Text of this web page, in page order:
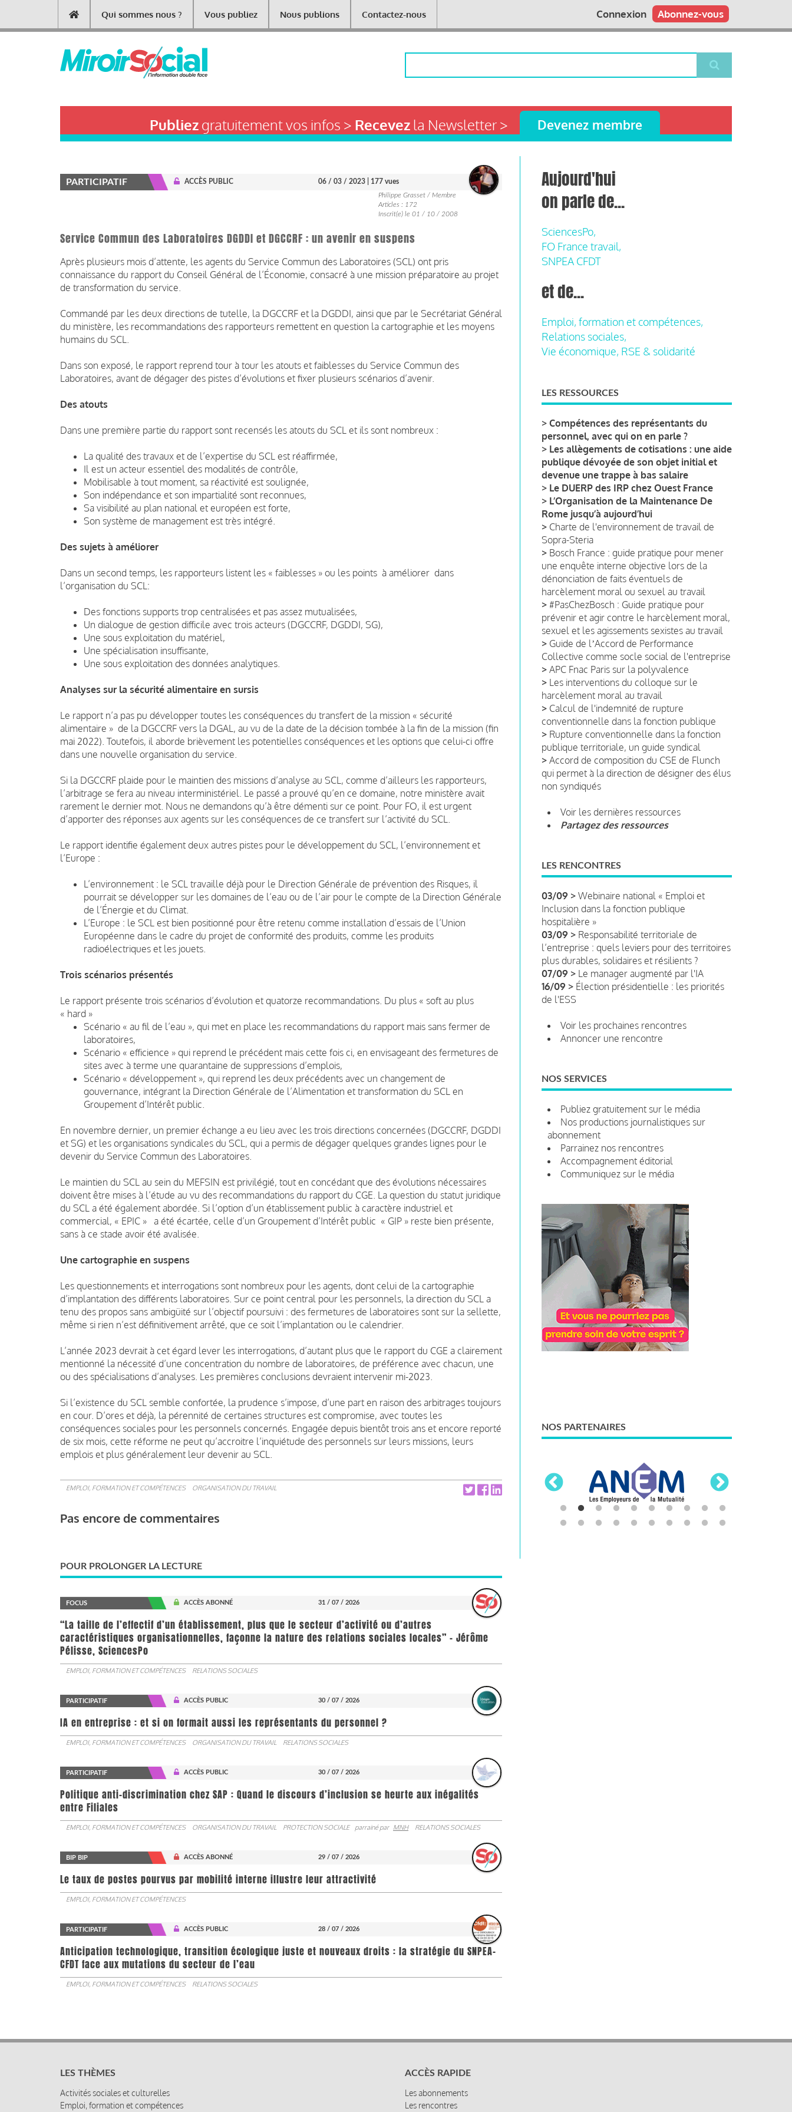
contenu
Main
navigation
Qui sommes nous ? Vous publiez Nous publions Contactez-nous Abonnez-vous
Connexion
Publiezgratuitement vos infos > Recevezla Newsletter > Devenez membre
PARTICIPATIF ACCÈS PUBLIC 06 / 03 / 2023
| 177 vues
Philippe Grasset / Membre
Articles : 172
Inscrit(e) le 01 / 10 / 2008
Service Commun des Laboratoires DGDDI et DGCCRF : un avenir en suspens
Après plusieurs mois d’attente, les agents du Service Commun des Laboratoires (SCL) ont pris
connaissance du rapport du Conseil Général de l’Économie, consacré à une mission préparatoire au projet
de transformation du service.
Commandé par les deux directions de tutelle, la DGCCRF et la DGDDI, ainsi que par le Secrétariat Général
du ministère, les recommandations des rapporteurs remettent en question la cartographie et les moyens
humains du SCL.
Dans son exposé, le rapport reprend tour à tour les atouts et faiblesses du Service Commun des
Laboratoires, avant de dégager des pistes d’évolutions et fixer plusieurs scénarios d’avenir.
Des atouts
Dans une première partie du rapport sont recensés les atouts du SCL et ils sont nombreux :
La qualité des travaux et de l’expertise du SCL est réaffirmée,
Il est un acteur essentiel des modalités de contrôle,
Mobilisable à tout moment, sa réactivité est soulignée,
Son indépendance et son impartialité sont reconnues,
Sa visibilité au plan national et européen est forte,
Son système de management est très intégré.
Des sujets à améliorer
Dans un second temps, les rapporteurs listent les « faiblesses » ou les points à améliorer dans
l’organisation du SCL:
Des fonctions supports trop centralisées et pas assez mutualisées,
Un dialogue de gestion difficile avec trois acteurs (DGCCRF, DGDDI, SG),
Une sous exploitation du matériel,
Une spécialisation insuffisante,
Une sous exploitation des données analytiques.
Analyses sur la sécurité alimentaire en sursis
Le rapport n’a pas pu développer toutes les conséquences du transfert de la mission « sécurité
alimentaire » de la DGCCRF vers la DGAL, au vu de la date de la décision tombée à la fin de la mission (fin
mai 2022). Toutefois, il aborde brièvement les potentielles conséquences et les options que celui-ci offre
dans une nouvelle organisation du service.
Si la DGCCRF plaide pour le maintien des missions d’analyse au SCL, comme d’ailleurs les rapporteurs,
l’arbitrage se fera au niveau interministériel. Le passé a prouvé qu’en ce domaine, notre ministère avait
rarement le dernier mot. Nous ne demandons qu’à être démenti sur ce point. Pour FO, il est urgent
d’apporter des réponses aux agents sur les conséquences de ce transfert sur l’activité du SCL.
Le rapport identifie également deux autres pistes pour le développement du SCL, l’environnement et
l’Europe :
L’environnement : le SCL travaille déjà pour le Direction Générale de prévention des Risques, il
pourrait se développer sur les domaines de l’eau ou de l’air pour le compte de la Direction Générale
de l’Énergie et du Climat.
L’Europe : le SCL est bien positionné pour être retenu comme installation d’essais de l’Union
Européenne dans le cadre du projet de conformité des produits, comme les produits
radioélectriques et les jouets.
Trois scénarios présentés
Le rapport présente trois scénarios d’évolution et quatorze recommandations. Du plus « soft au plus
« hard »
Scénario « au fil de l’eau », qui met en place les recommandations du rapport mais sans fermer de
laboratoires,
Scénario « efficience » qui reprend le précédent mais cette fois ci, en envisageant des fermetures de
sites avec à terme une quarantaine de suppressions d’emplois,
Scénario « développement », qui reprend les deux précédents avec un changement de
gouvernance, intégrant la Direction Générale de l’Alimentation et transformation du SCL en
Groupement d’Intérêt public.
En novembre dernier, un premier échange a eu lieu avec les trois directions concernées (DGCCRF, DGDDI
et SG) et les organisations syndicales du SCL, qui a permis de dégager quelques grandes lignes pour le
devenir du Service Commun des Laboratoires.
Le maintien du SCL au sein du MEFSIN est privilégié, tout en concédant que des évolutions nécessaires
doivent être mises à l’étude au vu des recommandations du rapport du CGE. La question du statut juridique
du SCL a été également abordée. Si l’option d’un établissement public à caractère industriel et
commercial, « EPIC » a été écartée, celle d’un Groupement d’Intérêt public « GIP » reste bien présente,
sans à ce stade avoir été avalisée.
Une cartographie en suspens
Les questionnements et interrogations sont nombreux pour les agents, dont celui de la cartographie
d’implantation des différents laboratoires. Sur ce point central pour les personnels, la direction du SCL a
tenu des propos sans ambigüité sur l’objectif poursuivi : des fermetures de laboratoires sont sur la sellette,
même si rien n’est définitivement arrêté, que ce soit l’implantation ou le calendrier.
L’année 2023 devrait à cet égard lever les interrogations, d’autant plus que le rapport du CGE a clairement
mentionné la nécessité d’une concentration du nombre de laboratoires, de préférence avec chacun, une
ou des spécialisations d’analyses. Les premières conclusions devraient intervenir mi-2023.
Si l’existence du SCL semble confortée, la prudence s’impose, d’une part en raison des arbitrages toujours
en cour. D’ores et déjà, la pérennité de certaines structures est compromise, avec toutes les
conséquences sociales pour les personnels concernés. Engagée depuis bientôt trois ans et encore reporté
de six mois, cette réforme ne peut qu’accroitre l’inquiétude des personnels sur leurs missions, leurs
emplois et plus généralement leur devenir au SCL.
EMPLOI, FORMATION ET COMPÉTENCES ORGANISATION DU TRAVAIL
Pas encore de commentaires
POUR PROLONGER LA LECTURE
FOCUS ACCÈS ABONNÉ 31 / 07 / 2026
“La taille de l’effectif d’un établissement, plus que le secteur d’activité ou d’autres
caractéristiques organisationnelles, façonne la nature des relations sociales locales” - Jérôme
Pélisse, SciencesPo
EMPLOI, FORMATION ET COMPÉTENCES RELATIONS SOCIALES
PARTICIPATIF ACCÈS PUBLIC 30 / 07 / 2026
IA en entreprise : et si on formait aussi les représentants du personnel ?
EMPLOI, FORMATION ET COMPÉTENCES ORGANISATION DU TRAVAIL RELATIONS SOCIALES
PARTICIPATIF ACCÈS PUBLIC 30 / 07 / 2026
Politique anti-discrimination chez SAP : Quand le discours d’inclusion se heurte aux inégalités
entre Filiales
EMPLOI, FORMATION ET COMPÉTENCES ORGANISATION DU TRAVAIL PROTECTION SOCIALE parrainé par MNH RELATIONS SOCIALES
BIP BIP ACCÈS ABONNÉ 29 / 07 / 2026
Le taux de postes pourvus par mobilité interne illustre leur attractivité
EMPLOI, FORMATION ET COMPÉTENCES
PARTICIPATIF ACCÈS PUBLIC 28 / 07 / 2026
Anticipation technologique, transition écologique juste et nouveaux droits : la stratégie du SNPEA-
CFDT face aux mutations du secteur de l’eau
EMPLOI, FORMATION ET COMPÉTENCES RELATIONS SOCIALES
Aujourd'hui
on parle de...
SciencesPo,
FO France travail,
SNPEA CFDT
et de...
Emploi, formation et compétences,
Relations sociales,
Vie économique, RSE & solidarité
LES RESSOURCES
> Compétences des représentants du
personnel, avec qui on en parle ?
> Les allègements de cotisations : une aide
publique dévoyée de son objet initial et
devenue une trappe à bas salaire
> Le DUERP des IRP chez Ouest France
> L’Organisation de la Maintenance De
Rome jusqu’à aujourd’hui
> Charte de l'environnement de travail de
Sopra-Steria
> Bosch France : guide pratique pour mener
une enquête interne objective lors de la
dénonciation de faits éventuels de
harcèlement moral ou sexuel au travail
> #PasChezBosch : Guide pratique pour
prévenir et agir contre le harcèlement moral,
sexuel et les agissements sexistes au travail
> Guide de lʼAccord de Performance
Collective comme socle social de l'entreprise
> APC Fnac Paris sur la polyvalence
> Les interventions du colloque sur le
harcèlement moral au travail
> Calcul de l'indemnité de rupture
conventionnelle dans la fonction publique
> Rupture conventionnelle dans la fonction
publique territoriale, un guide syndical
> Accord de composition du CSE de Flunch
qui permet à la direction de désigner des élus
non syndiqués
Voir les dernières ressources
Partagez des ressources
LES RENCONTRES
03/09 > Webinaire national « Emploi et
Inclusion dans la fonction publique
hospitalière »
03/09 > Responsabilité territoriale de
l’entreprise : quels leviers pour des territoires
plus durables, solidaires et résilients ?
07/09 > Le manager augmenté par l'IA
16/09 > Élection présidentielle : les priorités
de l'ESS
Voir les prochaines rencontres
Annoncer une rencontre
NOS SERVICES
Publiez gratuitement sur le média
Nos productions journalistiques sur
abonnement
Parrainez nos rencontres
Accompagnement éditorial
Communiquez sur le média
NOS PARTENAIRES
LES THÈMES
Activités sociales et culturelles
Emploi, formation et compétences
ACCÈS RAPIDE
Les abonnements
Les rencontres